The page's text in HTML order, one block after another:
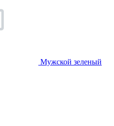
Мужской зеленый